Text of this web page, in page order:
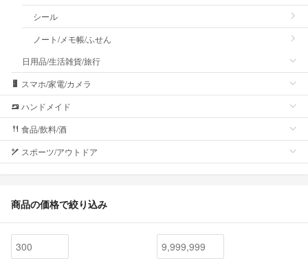
シール
ノート/メモ帳/ふせん
日用品/生活雑貨/旅行
スマホ/家電/カメラ
ハンドメイド
食品/飲料/酒
スポーツ/アウトドア
商品の価格で絞り込み